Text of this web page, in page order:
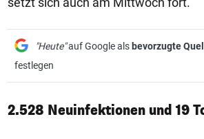
"Heute"auf Google als bevorzugte
festlegen
2.528 Neuinfektionen und 19